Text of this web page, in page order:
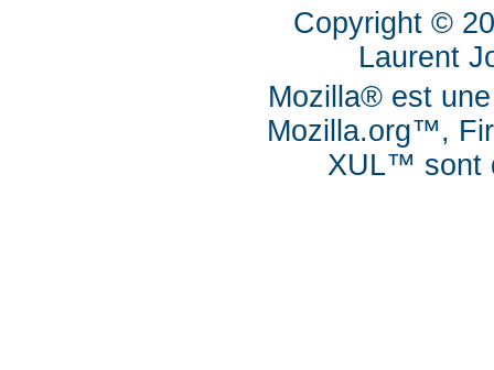
Copyright ©
Laurent
Mozilla® est
Mozilla.org™,
XUL™ sont